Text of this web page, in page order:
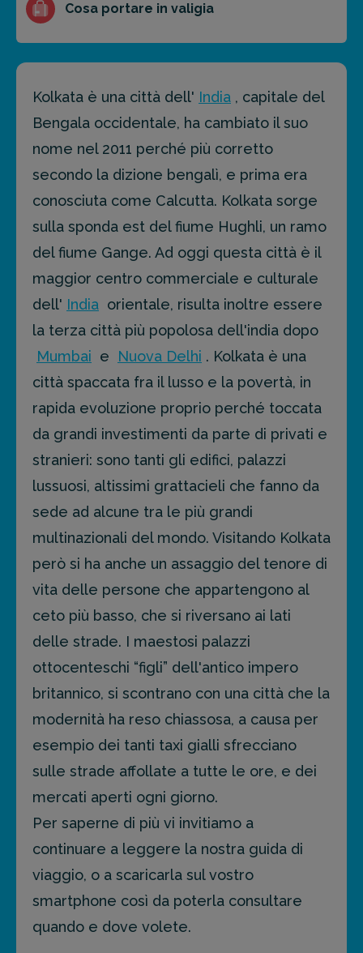
Cosa portare in valigia
Kolkata è una città dell' India , capitale del
Bengala occidentale, ha cambiato il suo
nome nel 2011 perché più corretto
secondo la dizione bengalì, e prima era
conosciuta come Calcutta. Kolkata sorge
sulla sponda est del fiume Hughli, un ramo
del fiume Gange. Ad oggi questa città è il
maggior centro commerciale e culturale
dell' India orientale, risulta inoltre essere
la terza città più popolosa dell'india dopo
Mumbai e Nuova Delhi . Kolkata è una
città spaccata fra il lusso e la povertà, in
rapida evoluzione proprio perché toccata
da grandi investimenti da parte di privati e
stranieri: sono tanti gli edifici, palazzi
lussuosi, altissimi grattacieli che fanno da
sede ad alcune tra le più grandi
multinazionali del mondo. Visitando Kolkata
però si ha anche un assaggio del tenore di
vita delle persone che appartengono al
ceto più basso, che si riversano ai lati
delle strade. I maestosi palazzi
ottocenteschi “figli” dell'antico impero
britannico, si scontrano con una città che la
modernità ha reso chiassosa, a causa per
esempio dei tanti taxi gialli sfrecciano
sulle strade affollate a tutte le ore, e dei
mercati aperti ogni giorno.
Per saperne di più vi invitiamo a
continuare a leggere la nostra guida di
viaggio, o a scaricarla sul vostro
smartphone così da poterla consultare
quando e dove volete.